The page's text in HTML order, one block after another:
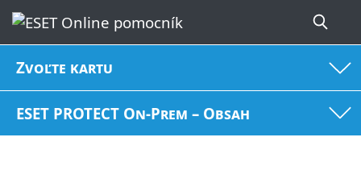
Zvoľte kartu
ESET PROTECT On-Prem – Obsah